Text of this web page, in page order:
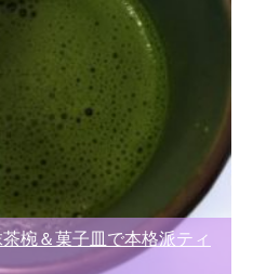
椀＆菓子皿で本格派ティ